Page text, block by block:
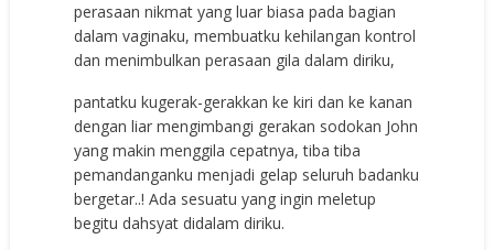
perasaan nikmat yang luar biasa pada bagian
dalam vaginaku, membuatku kehilangan kontrol
dan menimbulkan perasaan gila dalam diriku,
pantatku kugerak-gerakkan ke kiri dan ke kanan
dengan liar mengimbangi gerakan sodokan John
yang makin menggila cepatnya, tiba tiba
pemandanganku menjadi gelap seluruh badanku
bergetar..! Ada sesuatu yang ingin meletup
begitu dahsyat didalam diriku.